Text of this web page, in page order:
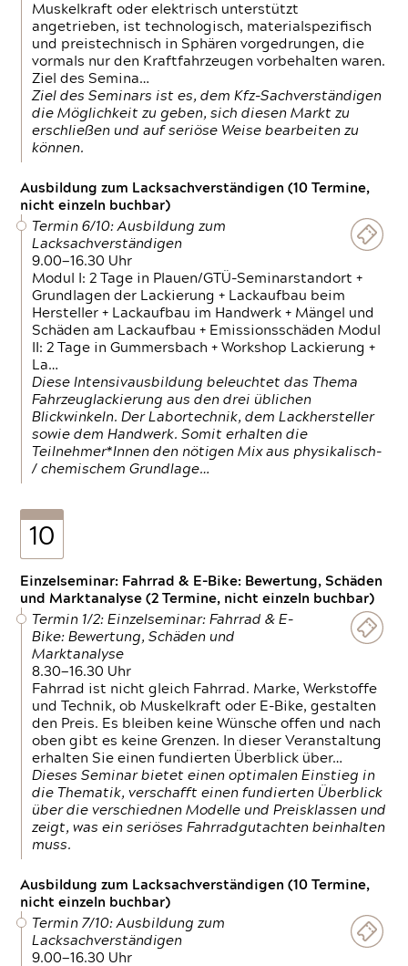
Muskelkraft oder elektrisch unterstützt
angetrieben, ist technologisch, materialspezifisch
und preistechnisch in Sphären vorgedrungen, die
vormals nur den Kraftfahrzeugen vorbehalten waren.
Ziel des Semina…
Ziel des Seminars ist es, dem Kfz-Sachverständigen
die Möglichkeit zu geben, sich diesen Markt zu
erschließen und auf seriöse Weise bearbeiten zu
können.
Ausbildung zum Lacksachverständigen (10 Termine,
nicht einzeln buchbar)
Termin 6/10: Ausbildung zum
Lacksachverständigen
9.00—16.30 Uhr
Modul I: 2 Tage in Plauen/GTÜ-Seminarstandort +
Grundlagen der Lackierung + Lackaufbau beim
Hersteller + Lackaufbau im Handwerk + Mängel und
Schäden am Lackaufbau + Emissionsschäden Modul
II: 2 Tage in Gummersbach + Workshop Lackierung +
La…
Diese Intensivausbildung beleuchtet das Thema
Fahrzeuglackierung aus den drei üblichen
Blickwinkeln. Der Labortechnik, dem Lackhersteller
sowie dem Handwerk. Somit erhalten die
Teilnehmer*Innen den nötigen Mix aus physikalisch-
/ chemischem Grundlage…
10
Einzelseminar: Fahrrad & E-Bike: Bewertung, Schäden
und Marktanalyse (2 Termine, nicht einzeln buchbar)
Termin 1/2: Einzelseminar: Fahrrad & E-
Bike: Bewertung, Schäden und
Marktanalyse
8.30—16.30 Uhr
Fahrrad ist nicht gleich Fahrrad. Marke, Werkstoffe
und Technik, ob Muskelkraft oder E-Bike, gestalten
den Preis. Es bleiben keine Wünsche offen und nach
oben gibt es keine Grenzen. In dieser Veranstaltung
erhalten Sie einen fundierten Überblick über…
Dieses Seminar bietet einen optimalen Einstieg in
die Thematik, verschafft einen fundierten Überblick
über die verschiednen Modelle und Preisklassen und
zeigt, was ein seriöses Fahrradgutachten beinhalten
muss.
Ausbildung zum Lacksachverständigen (10 Termine,
nicht einzeln buchbar)
Termin 7/10: Ausbildung zum
Lacksachverständigen
9.00—16.30 Uhr